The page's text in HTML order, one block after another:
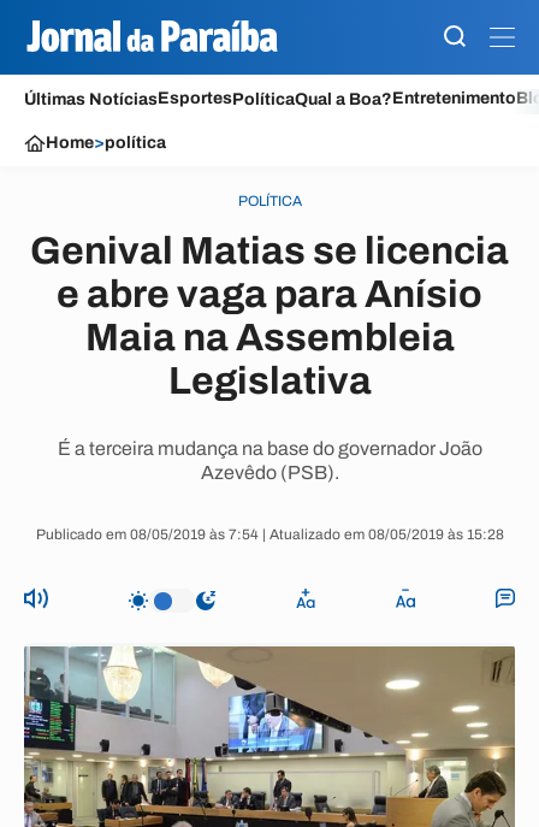
Últimas NotíciasEsportesPolíticaQual a Boa?Entretenimento
Home>política
POLÍTICA
Genival Matias se licencia
e abre vaga para Anísio
Maia na Assembleia
Legislativa
É a terceira mudança na base do governador João
Azevêdo (PSB).
Publicado em 08/05/2019 às 7:54 | Atualizado em 08/05/2019 às 15:28